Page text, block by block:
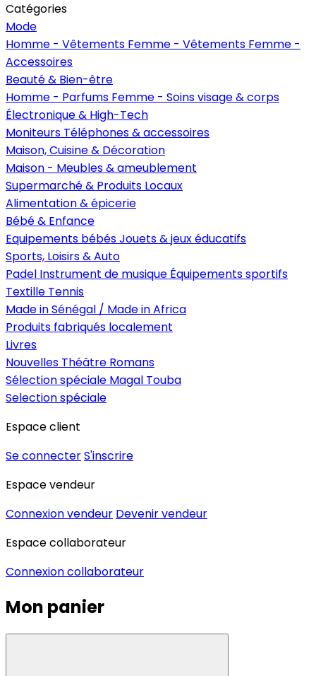
Catégories
Mode
Homme - Vêtements Femme - Vêtements Femme -
Accessoires
Beauté & Bien-être
Homme - Parfums Femme - Soins visage & corps
Électronique & High-Tech
Moniteurs Téléphones & accessoires
Maison, Cuisine & Décoration
Maison - Meubles & ameublement
Supermarché & Produits Locaux
Alimentation & épicerie
Bébé & Enfance
Equipements bébésJouets & jeux éducatifs
Sports, Loisirs & Auto
Padel Instrument de musique Équipements sportifs
Textille Tennis
Made in Sénégal / Made in Africa
Produits fabriqués localement
Livres
Nouvelles Théâtre Romans
Sélection spéciale Magal Touba
Selection spéciale
Espace client
Se connecterS'inscrire
Espace vendeur
Connexion vendeur Devenir vendeur
Espace collaborateur
Connexion collaborateur
Mon panier